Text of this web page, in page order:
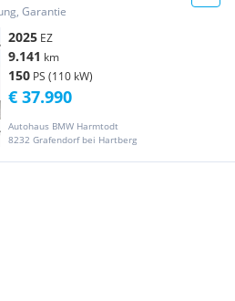
Garantie
2025 EZ
9.141 km
150 PS (110 kW)
Autohaus BMW Harmtodt
8232 Grafendorf bei Hartberg
€ 37.990